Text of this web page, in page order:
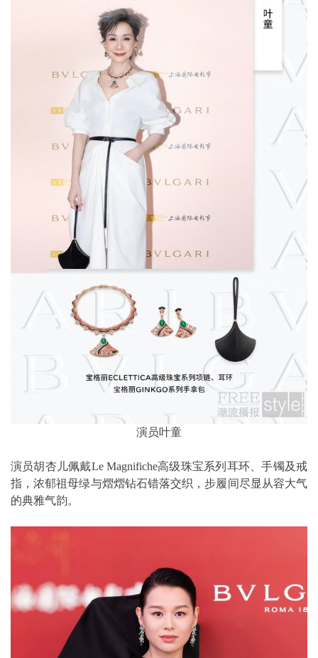
演员叶童
演员胡杏儿佩戴Le Magnifiche高级珠宝系列耳环、手镯及戒
指，浓郁祖母绿与熠熠钻石错落交织，步履间尽显从容大气
的典雅气韵。